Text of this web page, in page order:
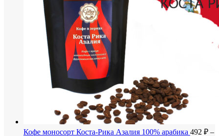
Кофе моносорт Коста-Рика Азалия 100% арабика 492 ₽ –